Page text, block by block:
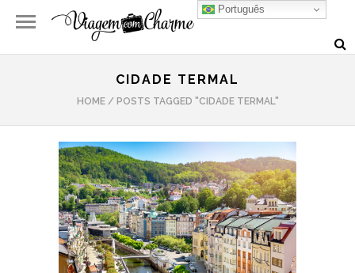
CIDADE TERMAL
HOME/ POSTS TAGGED "CIDADE TERMAL"
Português